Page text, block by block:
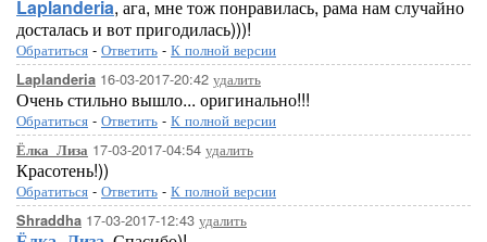
Laplanderia, ага, мне тож понравилась, рама нам случайно
досталась и вот пригодилась)))!
Обратиться - Ответить - К полной версии
Laplanderia 16-03-2017-20:42 удалить
Очень стильно вышло... оригинально!!!
Обратиться - Ответить - К полной версии
Ёлка_Лиза 17-03-2017-04:54 удалить
Красотень!))
Обратиться - Ответить - К полной версии
Shraddha 17-03-2017-12:43 удалить